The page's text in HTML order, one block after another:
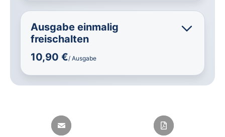
Ausgabe einmalig
freischalten
10,90 €/ Ausgabe